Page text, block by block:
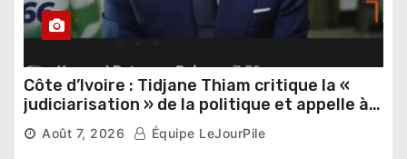
Côte d’Ivoire : Tidjane Thiam critique la «
judiciarisation » de la politique et appelle à
poursuivre l’apaisement
Août 7, 2026 Équipe LeJourPile